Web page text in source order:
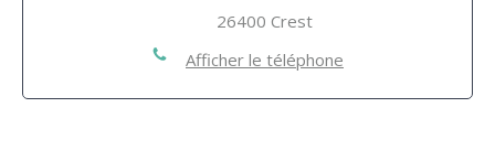
26400 Crest
Afficher le téléphone